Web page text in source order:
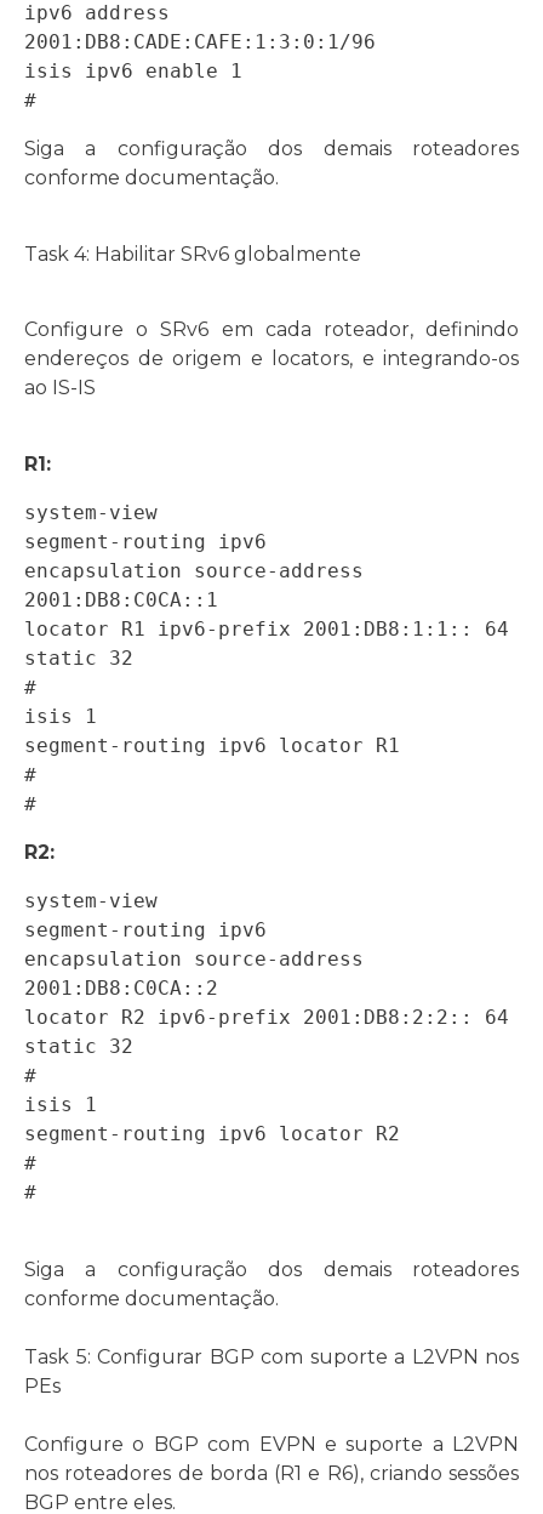
ipv6 address
2001:DB8:CADE:CAFE:1:3:0:1/96
isis ipv6 enable 1
#
Siga a configuração dos demais roteadores
conforme documentação.
Task 4: Habilitar SRv6 globalmente
Configure o SRv6 em cada roteador, definindo
endereços de origem e locators, e integrando-os
ao IS-IS
R1:
system-view
segment-routing ipv6
encapsulation source-address
2001:DB8:C0CA::1
locator R1 ipv6-prefix 2001:DB8:1:1:: 64
static 32
#
isis 1
segment-routing ipv6 locator R1
#
#
R2:
system-view
segment-routing ipv6
encapsulation source-address
2001:DB8:C0CA::2
locator R2 ipv6-prefix 2001:DB8:2:2:: 64
static 32
#
isis 1
segment-routing ipv6 locator R2
#
#
Siga a configuração dos demais roteadores
conforme documentação.
Task 5: Configurar BGP com suporte a L2VPN nos
PEs
Configure o BGP com EVPN e suporte a L2VPN
nos roteadores de borda (R1 e R6), criando sessões
BGP entre eles.